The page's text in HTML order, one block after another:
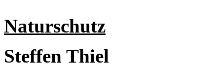
Naturschutz
Steffen Thiel